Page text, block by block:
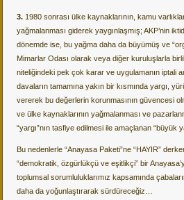
3. 1980 sonrası ülke kaynaklarının, kamu
yağmalanması giderek yaygınlaşmış; AKP’nin
dönemde ise, bu yağma daha da büyümüş ve
Mimarlar Odası olarak veya diğer kuruluşlarla
niteliğindeki pek çok karar ve uygulamanın iptali
davaların tamamına yakın bir kısmında yargı,
vererek bu değerlerin korunmasının güvencesi
ve ülke kaynaklarının yağmalanması ve
“yargı”nın tasfiye edilmesi ile amaçlanan “büyük
Bu nedenlerle “Anayasa Paketi”ne “HAYIR”
“demokratik, özgürlükçü ve eşitlikçi” bir
toplumsal sorumluluklarımız kapsamında
daha da yoğunlaştırarak sürdüreceğiz…